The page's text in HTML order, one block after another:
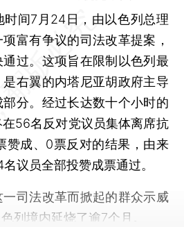
时间7月24日，由以色列总理
富有争议的司法改革提案，
过。这项旨在限制以色列最
右翼的内塔尼亚胡政府主导
分。经过长达数十个小时的
56名反对党议员集体离席抗
赞成、0票反对的结果，由来
议员全部投赞成票通过。
司法改革而掀起的群众示威
列境内延烧了逾7个月。